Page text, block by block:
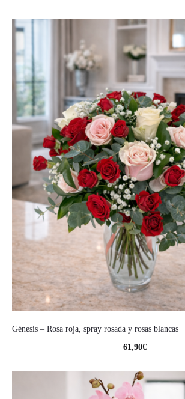
Génesis – Rosa roja, spray rosada y rosas blancas
61,90€